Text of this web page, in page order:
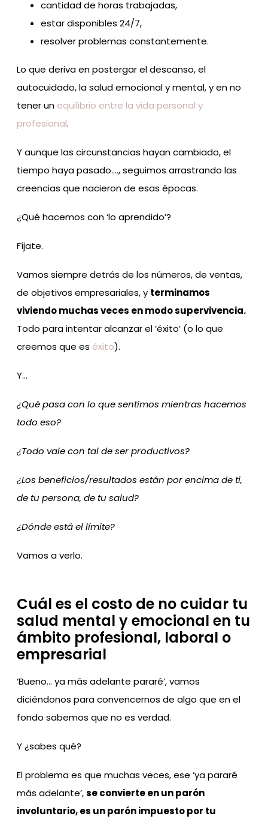
cantidad de horas trabajadas,
estar disponibles 24/7,
resolver problemas constantemente.
Lo que deriva en postergar el descanso, el
autocuidado, la salud emocional y mental, y en no
tener un equilibrio entre la vida personal y
profesional.
Y aunque las circunstancias hayan cambiado, el
tiempo haya pasado…., seguimos arrastrando las
creencias que nacieron de esas épocas.
¿Qué hacemos con ‘lo aprendido’?
Fíjate.
Vamos siempre detrás de los números, de ventas,
de objetivos empresariales, y terminamos
viviendo muchas veces en modo supervivencia.
Todo para intentar alcanzar el ‘éxito’ (o lo que
creemos que es éxito).
Y…
¿Qué pasa con lo que sentimos mientras hacemos
todo eso?
¿Todo vale con tal de ser productivos?
¿Los beneficios/resultados están por encima de ti,
de tu persona, de tu salud?
¿Dónde está el límite?
Vamos a verlo.
Cuál es el costo de no cuidar tu
salud mental y emocional en tu
ámbito profesional, laboral o
empresarial
‘Bueno… ya más adelante pararé’, vamos
diciéndonos para convencernos de algo que en el
fondo sabemos que no es verdad.
Y ¿sabes qué?
El problema es que muchas veces, ese ‘ya pararé
más adelante’,se convierte en un parón
involuntario, es un parón impuesto por tu